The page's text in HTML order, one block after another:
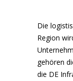
Die
Region
gehören
die DE